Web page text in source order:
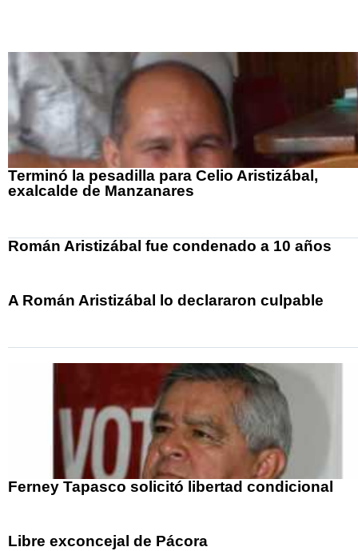
Terminó la pesadilla para Celio Aristizábal,
exalcalde de Manzanares
Román Aristizábal fue condenado a 10 años
A Román Aristizábal lo declararon culpable
Ferney Tapasco solicitó libertad condicional
Libre exconcejal de Pácora